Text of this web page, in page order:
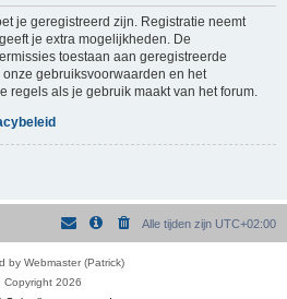
je geregistreerd zijn. Registratie neemt
je extra mogelijkheden. De
toestaan aan geregistreerde
gebruiksvoorwaarden en het
regels als je gebruik maakt van het forum.
Alle tijden zijn UTC+02:00
by Webmaster (Patrick)
Copyright 2026